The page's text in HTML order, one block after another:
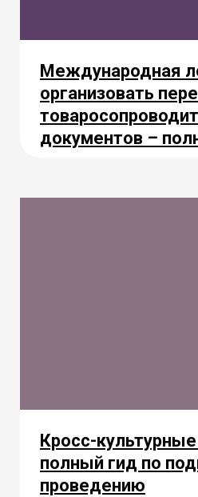
Международная
организовать
документов –
Кросс-
полный гид по
проведению